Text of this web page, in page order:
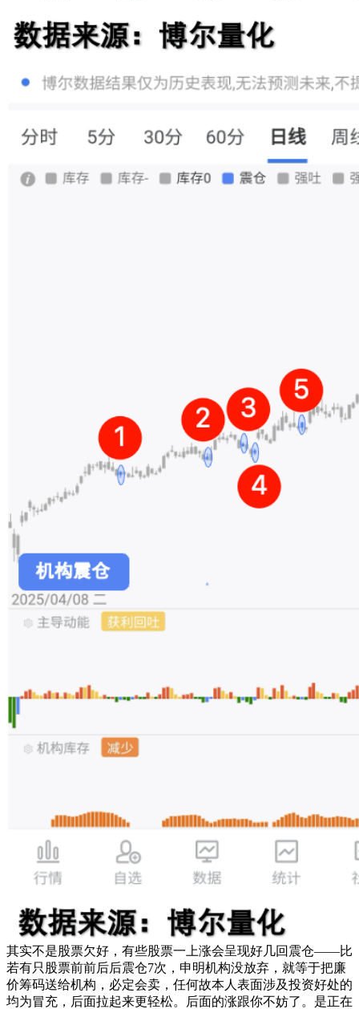
其实不是股票欠好，有些股票一上涨会呈现好几回震仓——比
若有只股票前前后后震仓7次，申明机构没放弃，就等于把廉
价筹码送给机构，必定会卖，任何故本人表面涉及投资好处的
均为冒充，后面拉起来更轻松。后面的涨跟你不妨了。是正在